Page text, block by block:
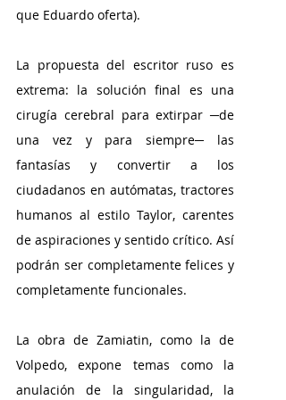
que Eduardo oferta).
La propuesta del escritor ruso es
extrema: la solución final es una
cirugía cerebral para extirpar ─de
una vez y para siempre─ las
fantasías y convertir a los
ciudadanos en autómatas, tractores
humanos al estilo Taylor, carentes
de aspiraciones y sentido crítico. Así
podrán ser completamente felices y
completamente funcionales.
La obra de Zamiatin, como la de
Volpedo, expone temas como la
anulación de la singularidad, la